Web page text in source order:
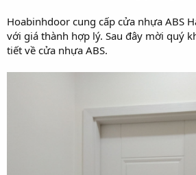
Hoabinhdoor cung cấp cửa nhựa ABS
với giá thành hợp lý. Sau đây mời quý
tiết về cửa nhựa ABS.